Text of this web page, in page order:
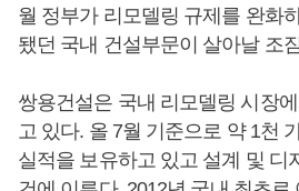
월 정부가 리모델링 규제를 완화
됐던 국내 건설부문이 살아날 조
쌍용건설은 국내 리모델링 시장
고 있다. 올 7월 기준으로 약 1천
실적을 보유하고 있고 설계 및 디